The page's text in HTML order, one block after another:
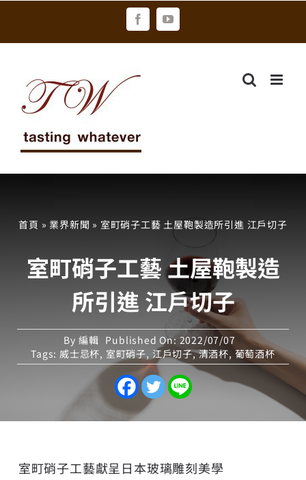
FacebookYouTube
首頁 » 業界新聞 » 室町硝子工藝 土屋鞄製造所引進 江戶切子
室町硝子工藝 土屋鞄製造
所引進 江戶切子
By 編輯 Published On: 2022/07/07
Tags: 威士忌杯, 室町硝子, 江戶切子,清酒杯, 葡萄酒杯
室町硝子工藝獻呈日本玻璃雕刻美學